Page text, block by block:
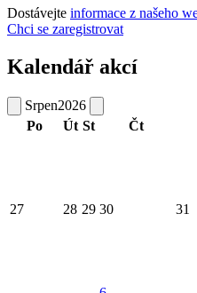
Dostávejte informace z našeho
Chci se zaregistrovat
Kalendář akcí
Srpen2026
Po
Út St Čt
27 28 29 30 31